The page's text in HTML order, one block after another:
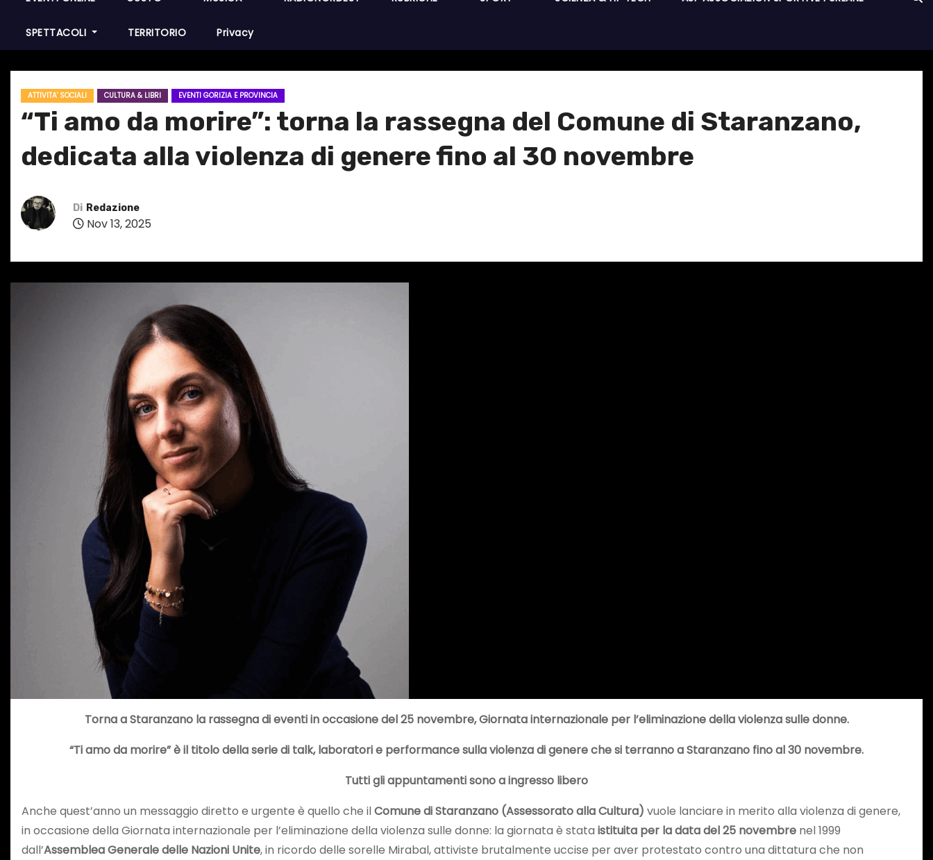
SPETTACOLI TERRITORIO Privacy
ATTIVITA' SOCIALI CULTURA & LIBRI EVENTI GORIZIA E PROVINCIA
“Ti amo da morire”: torna la rassegna del Comune di Staranzano,
dedicata alla violenza di genere fino al 30 novembre
Di Redazione
Nov 13, 2025
Torna a Staranzano la rassegna di eventi in occasione del 25 novembre, Giornata internazionale per l’eliminazione della violenza sulle donne.
“Ti amo da morire” è il titolo della serie di talk, laboratori e performance sulla violenza di genere che si terranno a Staranzano fino al 30 novembre.
Tutti gli appuntamenti sono a ingresso libero
Anche quest’anno un messaggio diretto e urgente è quello che ilComune di Staranzano (Assessorato alla Cultura) vuole lanciare in merito alla violenza di genere,
in occasione della Giornata internazionale per l’eliminazione della violenza sulle donne: la giornata è stata istituita per la data del 25 novembre nel 1999
dall’Assemblea Generale delle Nazioni Unite, in ricordo delle sorelle Mirabal, attiviste brutalmente uccise per aver protestato contro una dittatura che non